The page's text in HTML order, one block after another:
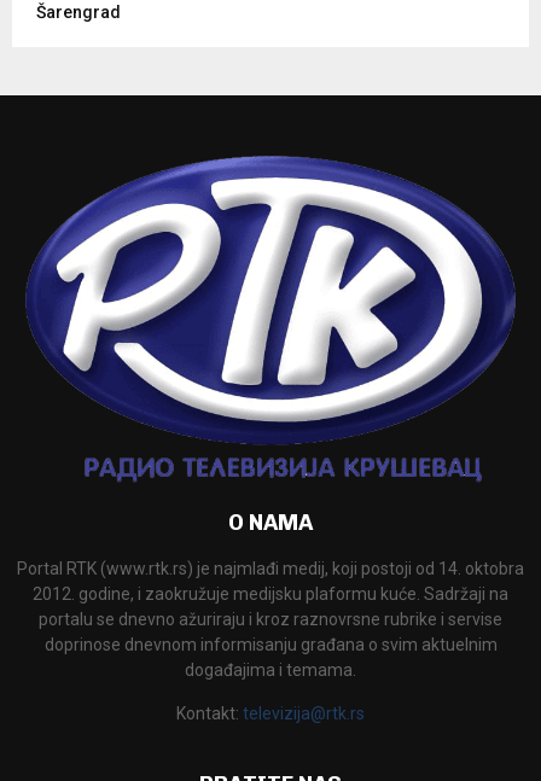
Šarengrad
O NAMA
Portal RTK (www.rtk.rs) je najmlađi medij, koji postoji od 14. oktobra
2012. godine, i zaokružuje medijsku plaformu kuće. Sadržaji na
portalu se dnevno ažuriraju i kroz raznovrsne rubrike i servise
doprinose dnevnom informisanju građana o svim aktuelnim
događajima i temama.
Kontakt: televizija@rtk.rs